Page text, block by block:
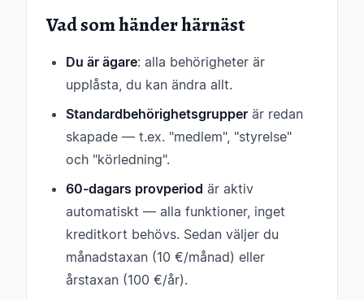
Vad som händer härnäst
Du är ägare: alla behörigheter är
upplåsta, du kan ändra allt.
Standardbehörighetsgrupper är redan
skapade — t.ex. "medlem", "styrelse"
och "körledning".
60-dagars provperiod är aktiv
automatiskt — alla funktioner, inget
kreditkort behövs. Sedan väljer du
månadstaxan (10 €/månad) eller
årstaxan (100 €/år).